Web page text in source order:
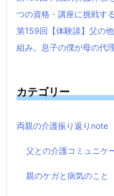
つの資格・講座に挑戦す
第159回【体験談】父の
組み。息子の僕が母の代
カテゴリー
両親の介護振り返りnote
父との介護コミュニケ
親のケガと病気のこと